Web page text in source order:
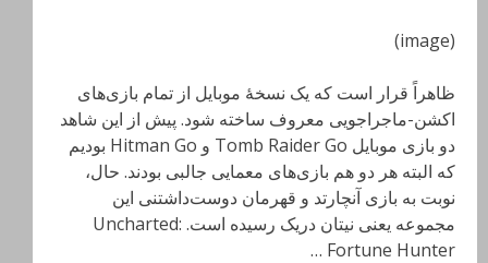
(image)
ظاهراً قرار است که یک نسخۀ موبایل از تمام بازی‌های
اکشن-ماجراجویی معروف ساخته شود. پیش از این شاهد
دو بازی موبایل Tomb Raider Go و Hitman Go بودیم
که البته هر دو هم بازی‌های معمایی جالبی بودند. حال،
نوبت به بازی آنچارتد و قهرمان دوست‌داشتنی این
مجموعه یعنی نیتان دریک رسیده است. Uncharted:
Fortune Hunter …